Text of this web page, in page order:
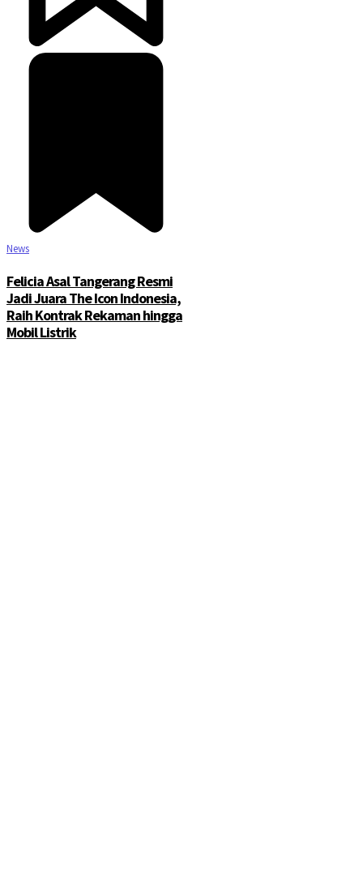
News
Felicia Asal Tangerang Resmi
Jadi Juara The Icon Indonesia,
Raih Kontrak Rekaman hingga
Mobil Listrik